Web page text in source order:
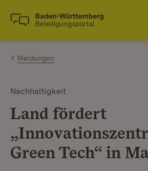
Zum Inhalt springen
Link zur Startseite
Meldungen
Nachhaltigkeit
Land fördert
Green Tech“ in